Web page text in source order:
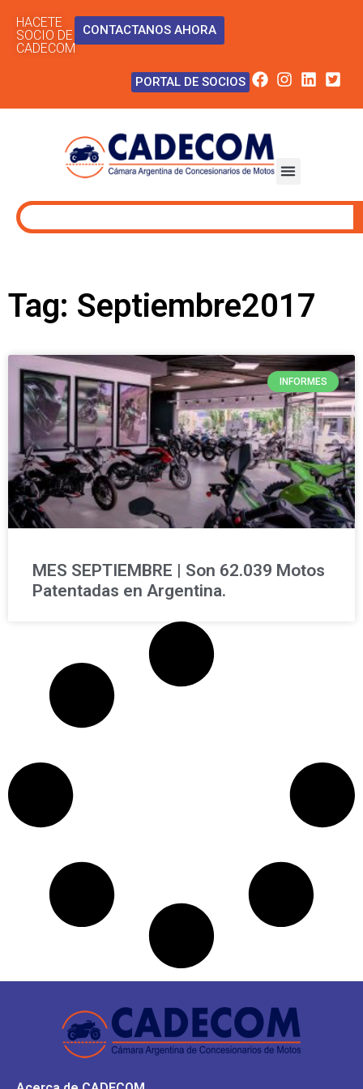
HACETE
SOCIO DE
CADECOM
CONTACTANOS AHORA
PORTAL DE SOCIOS
Tag: Septiembre2017
INFORMES
MES SEPTIEMBRE | Son 62.039 Motos
Patentadas en Argentina.